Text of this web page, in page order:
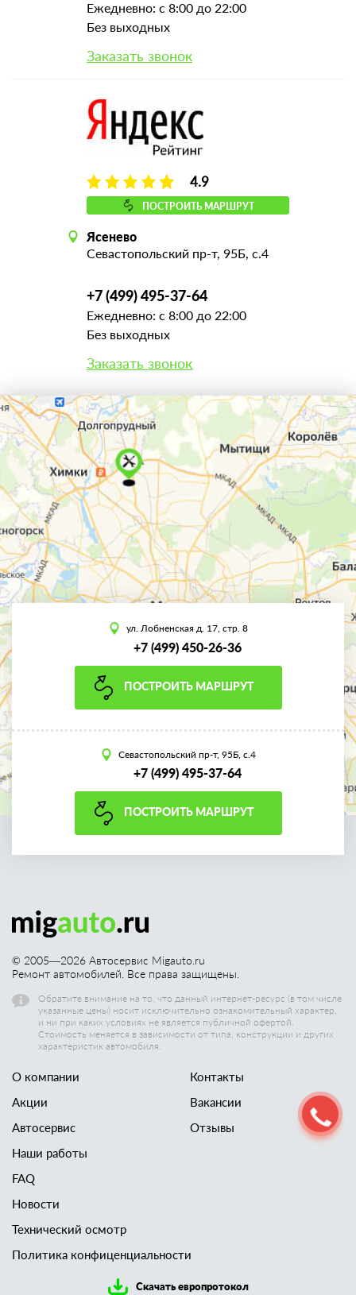
Ежедневно: с 8:00 до 22:00
Без выходных
Заказать звонок
4.9
ПОСТРОИТЬ МАРШРУТ
Ясенево
Севастопольский пр-т, 95Б, с.4
+7 (499) 495-37-64
Ежедневно: с 8:00 до 22:00
Без выходных
Заказать звонок
ул. Лобненская д. 17, стр. 8
+7 (499) 450-26-36
ПОСТРОИТЬ МАРШРУТ
Севастопольский пр-т, 95Б, с.4
+7 (499) 495-37-64
ПОСТРОИТЬ МАРШРУТ
© 2005—2026 Автосервис Migauto.ru
Ремонт автомобилей. Все права защищены.
Обратите внимание на то, что данный интернет-ресурс (в том числе
указанные цены) носит исключительно ознакомительный характер,
и ни при каких условиях не является публичной офертой.
Стоимость меняется в зависимости от типа, конструкции и других
характеристик автомобиля.
О компании
Акции
Автосервис
Наши работы
Контакты
Вакансии
Отзывы
FAQ
Новости
Технический осмотр
Политика конфиценциальности
Скачать европротокол